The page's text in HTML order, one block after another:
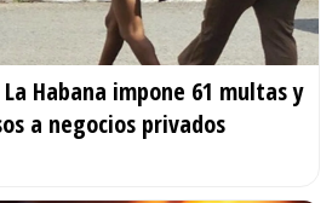
Habana impone 61 multas y
a negocios privados